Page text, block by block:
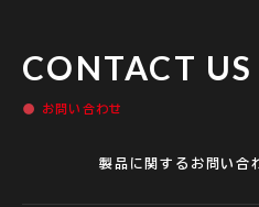
CONTACT US
お問い合わせ
製品に関するお問い合